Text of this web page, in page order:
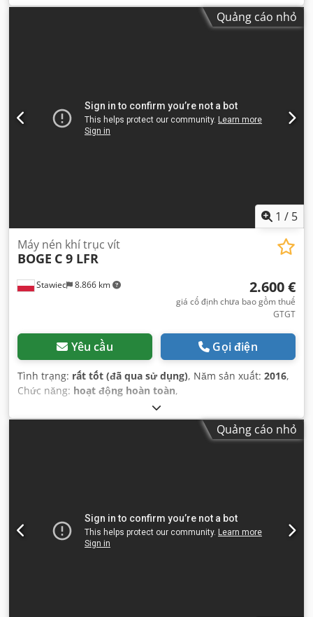
Quảng cáo nhỏ
1 / 5
Stawiec 8.866 km
Máy nén khí trục vít
BOGE C 9 LFR
2.600 €
giá cố định chưa bao gồm thuế
GTGT
Yêu cầu Gọi điện
Tình trạng: rất tốt (đã qua sử dụng), Năm sản xuất: 2016,
Chức năng: hoạt động hoàn toàn,
Quảng cáo nhỏ